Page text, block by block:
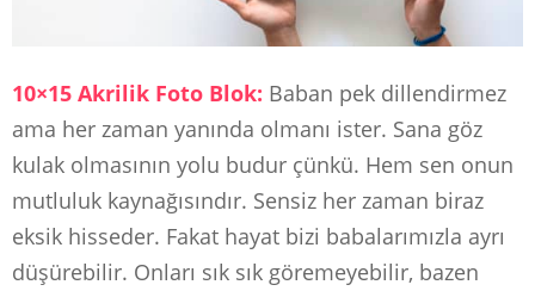
10×15 Akrilik Foto Blok: Baban pek dillendirmez
ama her zaman yanında olmanı ister. Sana göz
kulak olmasının yolu budur çünkü. Hem sen onun
mutluluk kaynağısındır. Sensiz her zaman biraz
eksik hisseder. Fakat hayat bizi babalarımızla ayrı
düşürebilir. Onları sık sık göremeyebilir, bazen